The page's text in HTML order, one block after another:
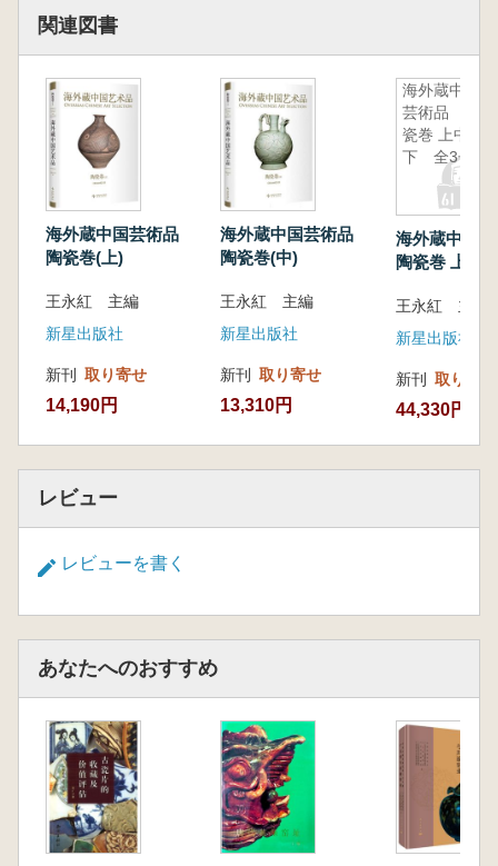
す。本巻には、多くの貴重な陶磁器の名品が収
められており、例えば、大阪市立東洋陶磁美術
ンディアナポリス美術館所蔵の『景徳鎮窯五彩
魚藻文蓋罐』、メトロポリタン美術館所蔵の
『外銷欧洲青花開光克拉克盤』などがありま
す。
これらの作品は、中国古代の陶磁器が持つ卓
越した技術を示すだけでなく、深い文化的背景
や多様な美的表現を伝えており、読者はその芸
う。
関連図書
海外蔵中国芸術品
陶瓷巻(上)
王永紅 主編
新星出版社
新刊 取り寄せ
14,190円
海外蔵中国芸術品
陶瓷巻(中)
王永紅 主編
新星出版社
新刊 取り寄せ
13,310円
海外蔵中国
芸術品 陶
瓷巻 上中
下 全3冊
海外蔵中国
陶瓷巻 上中
王永紅 主編
新星出版社
新刊 取り寄せ
44,330円
レビュー
レビューを書く
あなたへのおすすめ